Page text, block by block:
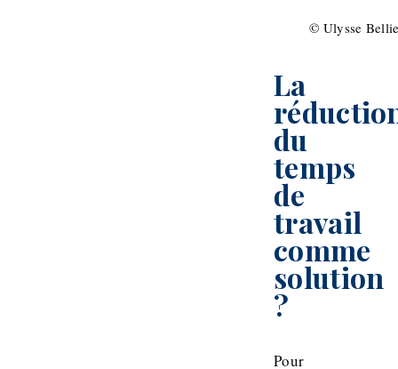
© Ulysse
La
du
temps
de
travail
comme
solution
?
Pour